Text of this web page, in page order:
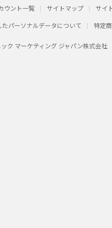
ウント一覧 サイトマップ サイ
パーソナルデータについて 特定
ク マーケティング ジャパン株式会社